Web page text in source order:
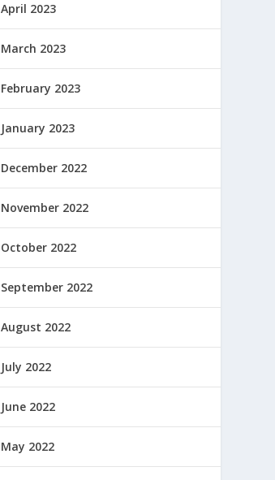
April 2023
March 2023
February 2023
January 2023
December 2022
November 2022
October 2022
September 2022
August 2022
July 2022
June 2022
May 2022